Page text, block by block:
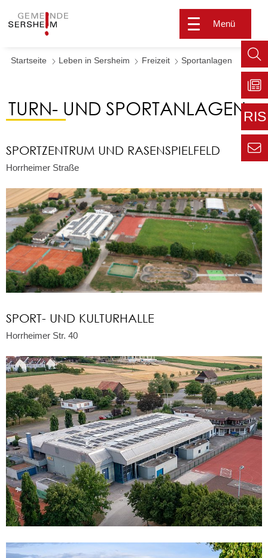
Menü
Startseite Leben in Sersheim Freizeit Sportanlagen
TURN- UND SPORTANLAGEN
SPORTZENTRUM UND RASENSPIELFELD
Horrheimer Straße
SPORT- UND KULTURHALLE
Horrheimer Str. 40
Zu
RIS
Zur
Seite
für den